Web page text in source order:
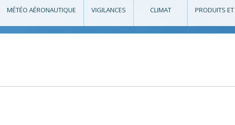
MÉTÉO AÉRONAUTIQUE VIGILANCES CLIMAT PRODUITS